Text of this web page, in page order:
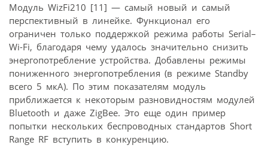
Модуль WizFi210 [11] — самый новый и самый
перспективный в линейке. Функционал его
ограничен только поддержкой режима работы Serial–
Wi-Fi, благодаря чему удалось значительно снизить
энергопотребление устройства. Добавлены режимы
пониженного энергопотребления (в режиме Standby
всего 5 мкА). По этим показателям модуль
приближается к некоторым разновидностям модулей
Bluetooth и даже ZigBee. Это еще один пример
попытки нескольких беспроводных стандартов Short
Range RF вступить в конкуренцию.